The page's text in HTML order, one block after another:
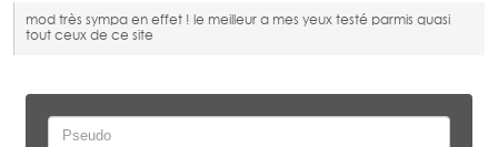
mod très sympa en effet ! le meilleur a mes yeux testé parmis quasi
tout ceux de ce site